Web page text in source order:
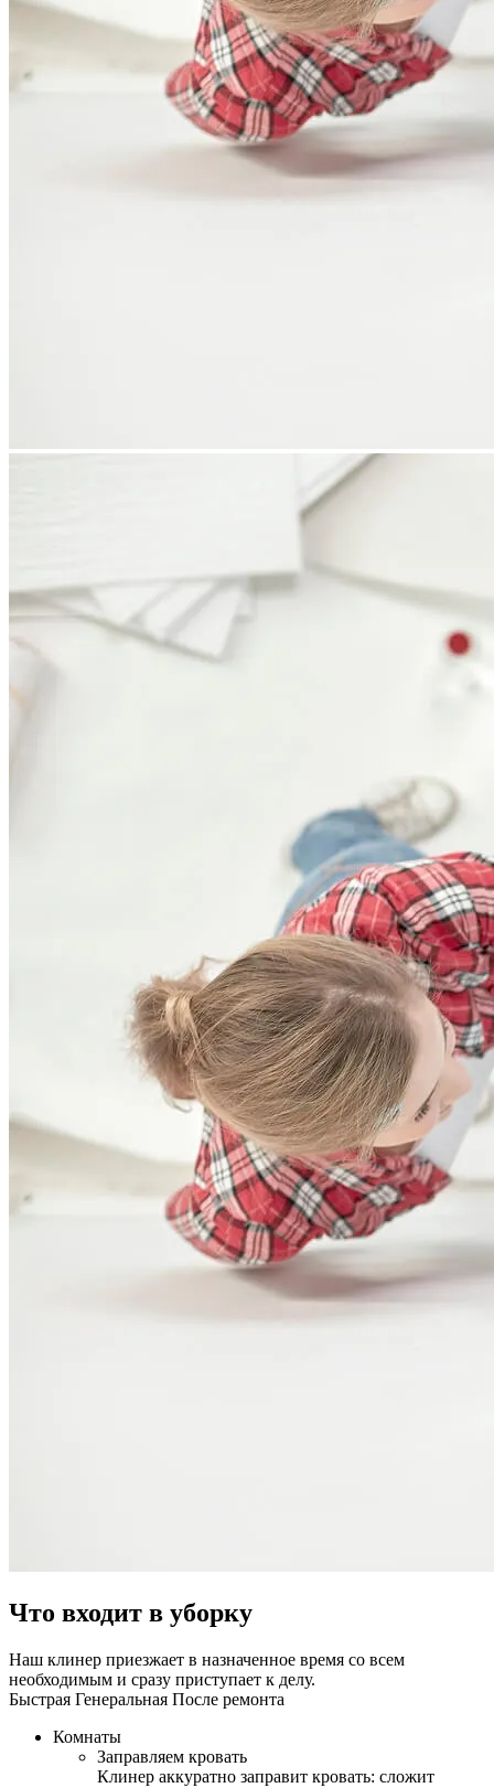
Что входит в уборку
Наш клинер приезжает в назначенное время со всем
необходимым и сразу приступает к делу.
Быстрая Генеральная После ремонта
Комнаты
Заправляем кровать
Клинер аккуратно заправит кровать: сложит